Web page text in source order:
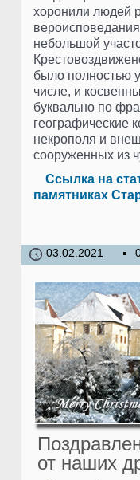
хоронили людей
небольшой
было полностью
числе, и
буквально по
географические
некрополя и
сооруженных из
Ссылка на
памятниках
03.02.2021
от наших